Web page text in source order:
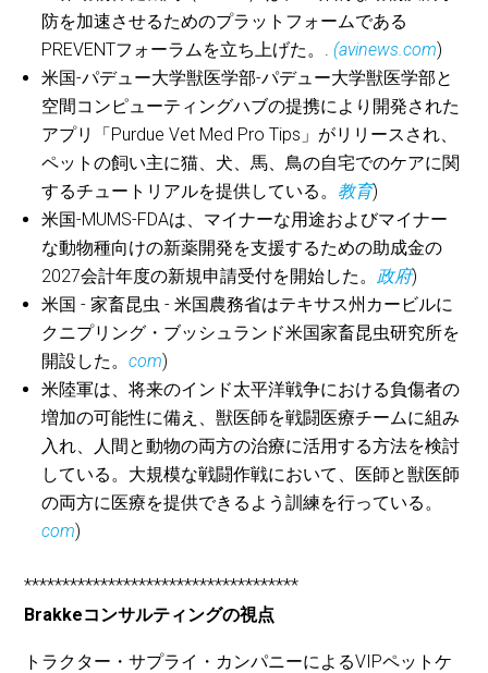
防を加速させるためのプラットフォームである
PREVENTフォーラムを立ち上げた。. (avinews.com)
米国-パデュー大学獣医学部-パデュー大学獣医学部と
空間コンピューティングハブの提携により開発された
アプリ「Purdue Vet Med Pro Tips」がリリースされ、
ペットの飼い主に猫、犬、馬、鳥の自宅でのケアに関
するチュートリアルを提供している。 教育)
米国-MUMS-FDAは、マイナーな用途およびマイナー
な動物種向けの新薬開発を支援するための助成金の
2027会計年度の新規申請受付を開始した。 政府)
米国 - 家畜昆虫 - 米国農務省はテキサス州カービルに
クニプリング・ブッシュランド米国家畜昆虫研究所を
開設した。com)
米陸軍は、将来のインド太平洋戦争における負傷者の
増加の可能性に備え、獣医師を戦闘医療チームに組み
入れ、人間と動物の両方の治療に活用する方法を検討
している。大規模な戦闘作戦において、医師と獣医師
の両方に医療を提供できるよう訓練を行っている。
com)
************************************
Brakkeコンサルティングの視点
トラクター・サプライ・カンパニーによるVIPペットケ